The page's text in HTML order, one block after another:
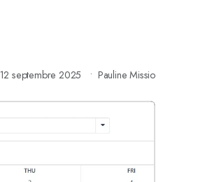
12 septembre 2025 Pauline Missio